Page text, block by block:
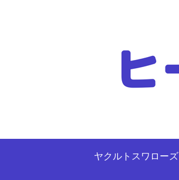
ヤクルトスワローズ